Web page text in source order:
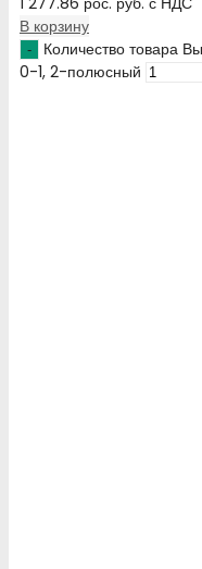
В корзину
Количество товара
0-1, 2-полюсный